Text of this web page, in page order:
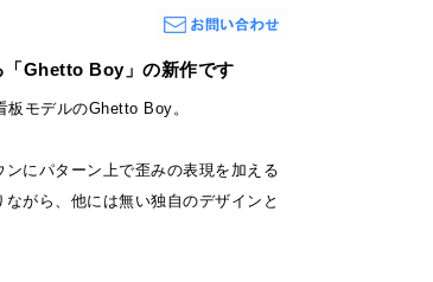
Ghetto Boy」の新作です
モデルのGhetto Boy。
にパターン上で歪みの表現を加える
がら、他には無い独自のデザインと